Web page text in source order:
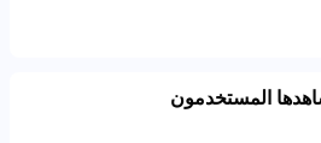
المستخدمون